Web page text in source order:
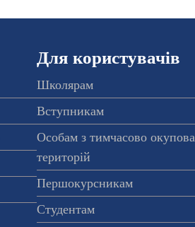
Для користувачів
Школярам
Вступникам
Особам з тимчасово
територій
Першокурсникам
Студентам